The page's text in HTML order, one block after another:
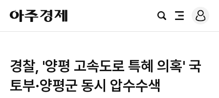
아
주
경
검
전
로
그
경찰, '양평 고속도로 특혜 의혹' 국
토부·양평군 동시 압수수색